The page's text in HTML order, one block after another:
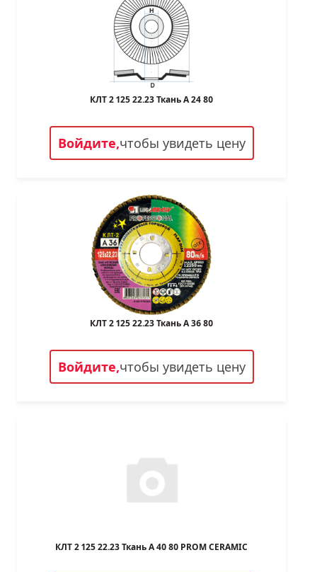
КЛТ 2 125 22.23 Ткань A 24 80
Войдите,чтобы увидеть цену
КЛТ 2 125 22.23 Ткань A 36 80
Войдите,чтобы увидеть цену
КЛТ 2 125 22.23 Ткань A 40 80 PROM CERAMIC